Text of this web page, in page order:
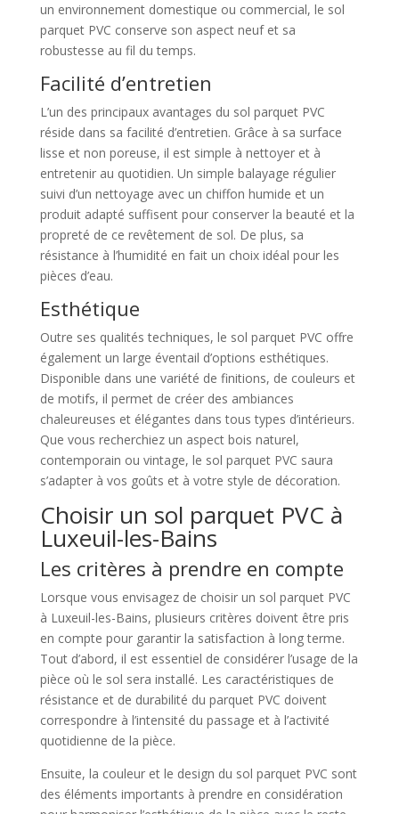
un environnement domestique ou commercial, le sol
parquet PVC conserve son aspect neuf et sa
robustesse au fil du temps.
Facilité d’entretien
L’un des principaux avantages du sol parquet PVC
réside dans sa facilité d’entretien. Grâce à sa surface
lisse et non poreuse, il est simple à nettoyer et à
entretenir au quotidien. Un simple balayage régulier
suivi d’un nettoyage avec un chiffon humide et un
produit adapté suffisent pour conserver la beauté et la
propreté de ce revêtement de sol. De plus, sa
résistance à l’humidité en fait un choix idéal pour les
pièces d’eau.
Esthétique
Outre ses qualités techniques, le sol parquet PVC offre
également un large éventail d’options esthétiques.
Disponible dans une variété de finitions, de couleurs et
de motifs, il permet de créer des ambiances
chaleureuses et élégantes dans tous types d’intérieurs.
Que vous recherchiez un aspect bois naturel,
contemporain ou vintage, le sol parquet PVC saura
s’adapter à vos goûts et à votre style de décoration.
Choisir un sol parquet PVC à
Luxeuil-les-Bains
Les critères à prendre en compte
Lorsque vous envisagez de choisir un sol parquet PVC
à Luxeuil-les-Bains, plusieurs critères doivent être pris
en compte pour garantir la satisfaction à long terme.
Tout d’abord, il est essentiel de considérer l’usage de la
pièce où le sol sera installé. Les caractéristiques de
résistance et de durabilité du parquet PVC doivent
correspondre à l’intensité du passage et à l’activité
quotidienne de la pièce.
Ensuite, la couleur et le design du sol parquet PVC sont
des éléments importants à prendre en considération